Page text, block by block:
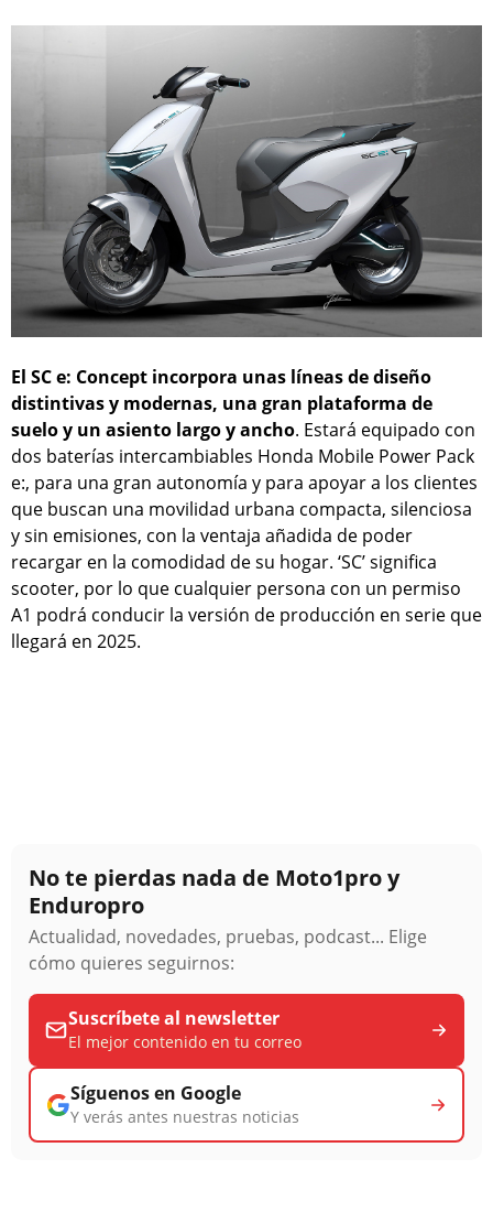
El SC e: Concept incorpora unas líneas de diseño
distintivas y modernas, una gran plataforma de
suelo y un asiento largo y ancho. Estará equipado con
dos baterías intercambiables Honda Mobile Power Pack
e:, para una gran autonomía y para apoyar a los clientes
que buscan una movilidad urbana compacta, silenciosa
y sin emisiones, con la ventaja añadida de poder
recargar en la comodidad de su hogar. ‘SC’ significa
scooter, por lo que cualquier persona con un permiso
A1 podrá conducir la versión de producción en serie que
llegará en 2025.
No te pierdas nada de Moto1pro y
Enduropro
Actualidad, novedades, pruebas, podcast... Elige
cómo quieres seguirnos:
Suscríbete al newsletter
El mejor contenido en tu correo
Síguenos en Google
Y verás antes nuestras noticias